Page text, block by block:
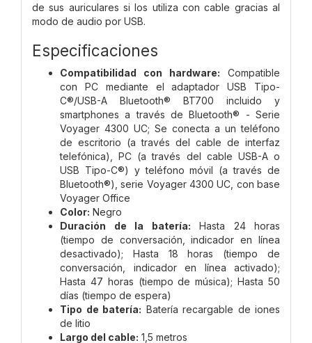
de sus auriculares si los utiliza con cable gracias al
modo de audio por USB.
Especificaciones
Compatibilidad con hardware: Compatible
con PC mediante el adaptador USB Tipo-
C®/USB-A Bluetooth® BT700 incluido y
smartphones a través de Bluetooth® - Serie
Voyager 4300 UC; Se conecta a un teléfono
de escritorio (a través del cable de interfaz
telefónica), PC (a través del cable USB-A o
USB Tipo-C®) y teléfono móvil (a través de
Bluetooth®), serie Voyager 4300 UC, con base
Voyager Office
Color: Negro
Duración de la batería: Hasta 24 horas
(tiempo de conversación, indicador en línea
desactivado); Hasta 18 horas (tiempo de
conversación, indicador en línea activado);
Hasta 47 horas (tiempo de música); Hasta 50
días (tiempo de espera)
Tipo de batería: Batería recargable de iones
de litio
Largo del cable: 1,5 metros